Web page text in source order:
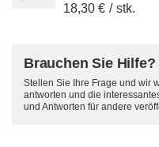
18,30 € / stk.
Brauchen Sie
Stellen Sie Ihre Frage und wir
antworten und die
und Antworten für andere